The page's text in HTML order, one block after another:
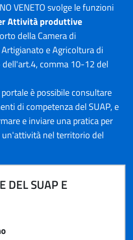
VENETO svolge le funzioni
Attività produttive
della Camera di
e Agricoltura di
dell'art.4, comma 10-12 del
è possibile consultare
di competenza del SUAP, e
e inviare una pratica per
nel territorio del
DEL SUAP E